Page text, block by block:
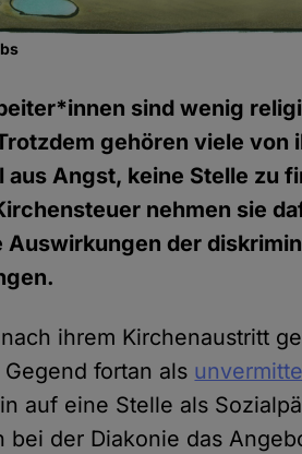
sind wenig
gehören viele von
aus Angst, keine Stelle zu
nehmen sie
Auswirkungen der
ihrem Kirchenaustritt
fortan als
auf eine Stelle als
bei der Diakonie das